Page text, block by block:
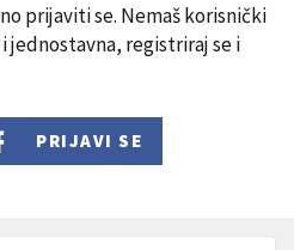
prijaviti se. Nemaš korisnički
jednostavna, registriraj se i
PRIJAVI SE